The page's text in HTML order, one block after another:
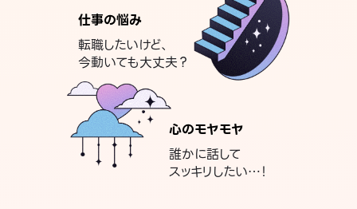
仕事の悩み
転職したいけど、
今動いても大丈夫？
心のモヤモヤ
誰かに話して
スッキリしたい…！